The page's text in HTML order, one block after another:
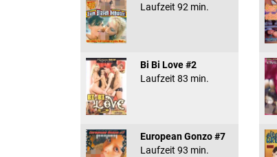
Laufzeit 92 min.
Bi Bi Love #2
Laufzeit 83 min.
European Gonzo #7
Laufzeit 93 min.